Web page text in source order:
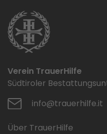
Verein TrauerHilfe
Südtiroler
info@trauerhilfe.it
Über TrauerHilfe